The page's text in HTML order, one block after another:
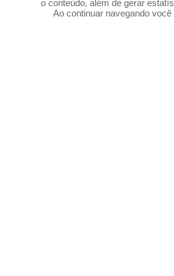
o conteúdo, além de gerar
Ao continuar navegando